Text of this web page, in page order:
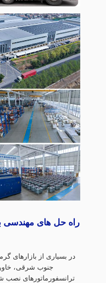
راه حل های مهندسی
در بسیاری از بازارهای
جنوب شرقی،
ترانسفورماتورهای